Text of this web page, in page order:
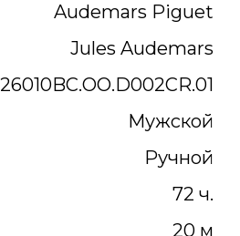
Audemars Piguet
Jules Audemars
26010BC.OO.D002CR.01
Мужской
Ручной
72 ч.
20 м